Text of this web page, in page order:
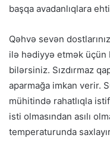
başqa avadanlıqlara
Qəhvə sevən
ilə hədiyyə etmək
bilərsiniz. Sızdırmaz
aparmağa imkan verir.
mühitində rahatlıqla
isti olmasından asılı
temperaturunda